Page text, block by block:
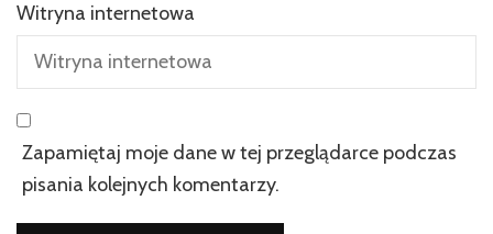
Witryna internetowa
Zapamiętaj moje dane w tej przeglądarce podczas
pisania kolejnych komentarzy.